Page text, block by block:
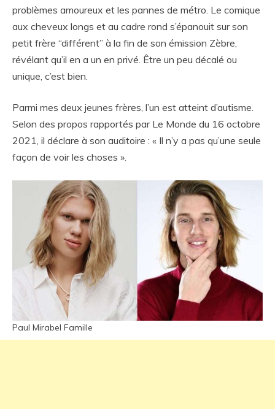
problèmes amoureux et les pannes de métro. Le comique
aux cheveux longs et au cadre rond s’épanouit sur son
petit frère “différent” à la fin de son émission Zèbre,
révélant qu’il en a un en privé. Être un peu décalé ou
unique, c’est bien.
Parmi mes deux jeunes frères, l’un est atteint d’autisme.
Selon des propos rapportés par Le Monde du 16 octobre
2021, il déclare à son auditoire : « Il n’y a pas qu’une seule
façon de voir les choses ».
Paul Mirabel Famille